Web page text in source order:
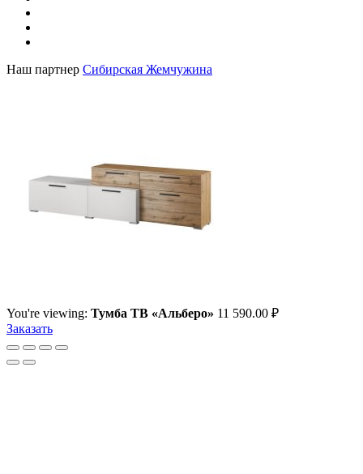
Наш партнер Сибирская Жемчужина
You're viewing: Тумба ТВ «Альберо» 11 590.00 ₽
Заказать